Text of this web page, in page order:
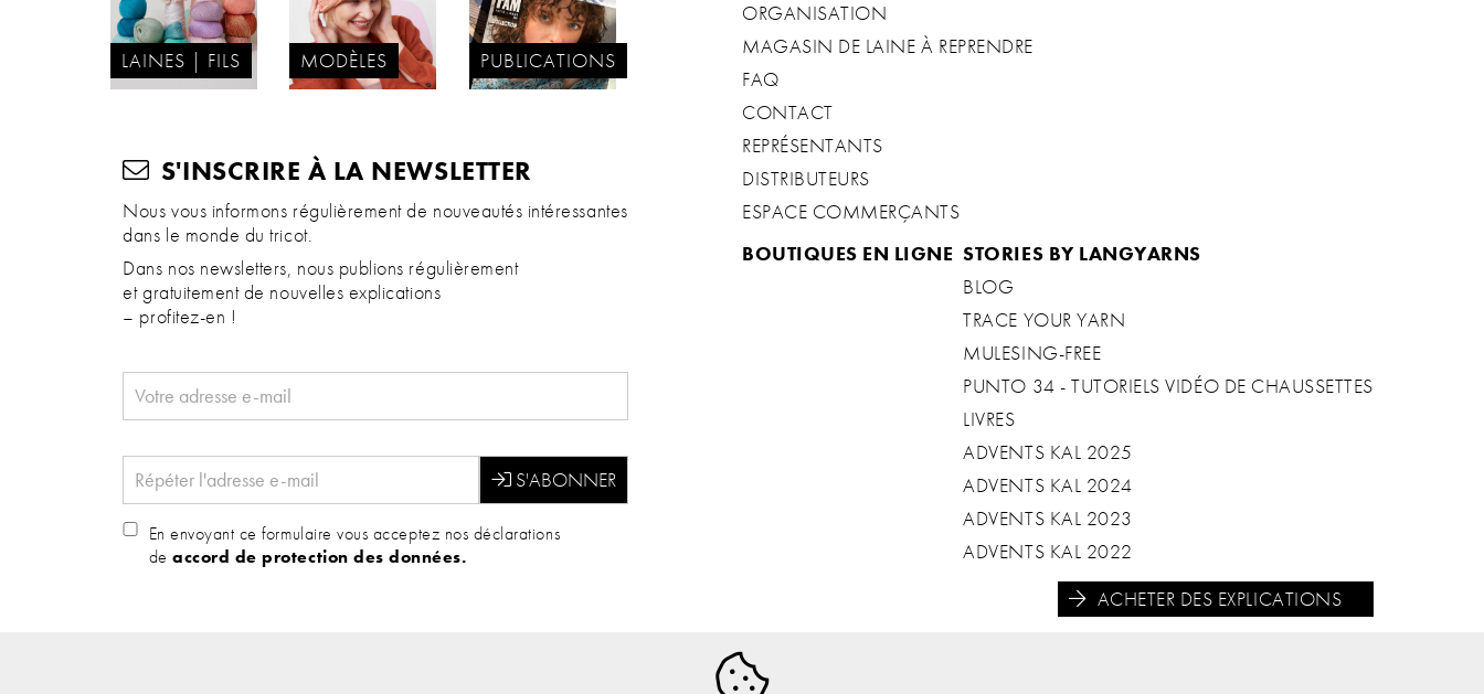
LAINES | FILS MODÈLES PUBLICATIONS
S'INSCRIRE À LA NEWSLETTER
Nous vous informons régulièrement de nouveautés intéressantes
dans le monde du tricot.
Dans nos newsletters, nous publions régulièrement
et gratuitement de nouvelles explications
– profitez-en !
En envoyant ce formulaire vous acceptez nos déclarations
deaccord de protection des données.
ORGANISATION
MAGASIN DE LAINE À REPRENDRE
FAQ
CONTACT
REPRÉSENTANTS
DISTRIBUTEURS
ESPACE COMMERÇANTS
BOUTIQUES EN LIGNE STORIES BY LANGYARNS
BLOG
TRACE YOUR YARN
MULESING-FREE
PUNTO 34 - TUTORIELS VIDÉO DE CHAUSSETTES
LIVRES
ADVENTS KAL 2025
ADVENTS KAL 2024
ADVENTS KAL 2023
ADVENTS KAL 2022
ACHETER DES EXPLICATIONS